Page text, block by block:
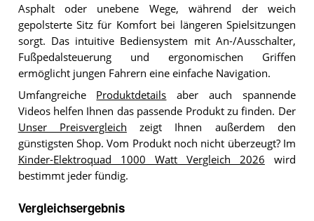
Asphalt oder unebene Wege, während der weich
gepolsterte Sitz für Komfort bei längeren Spielsitzungen
sorgt. Das intuitive Bediensystem mit An-/Ausschalter,
Fußpedalsteuerung und ergonomischen Griffen
ermöglicht jungen Fahrern eine einfache Navigation.
Umfangreiche Produktdetails aber auch spannende
Videos helfen Ihnen das passende Produkt zu finden. Der
Unser Preisvergleich zeigt Ihnen außerdem den
günstigsten Shop. Vom Produkt noch nicht überzeugt? Im
Kinder-Elektroquad 1000 Watt Vergleich 2026 wird
bestimmt jeder fündig.
Vergleichsergebnis